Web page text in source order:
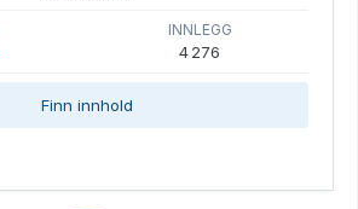
INNLEGG
4 276
Finn innhold